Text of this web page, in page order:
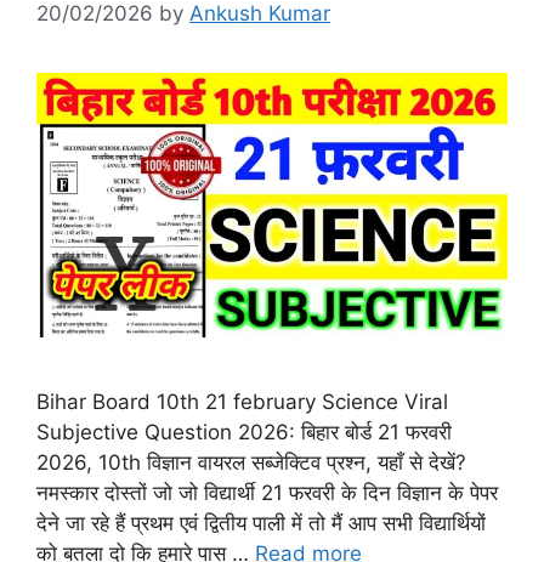
20/02/2026 by Ankush Kumar
Bihar Board 10th 21 february Science Viral
Subjective Question 2026: बिहार बोर्ड 21 फरवरी
2026, 10th विज्ञान वायरल सब्जेक्टिव प्रश्न, यहाँ से देखें?
नमस्कार दोस्तों जो जो विद्यार्थी 21 फरवरी के दिन विज्ञान के पेपर
देने जा रहे हैं प्रथम एवं द्वितीय पाली में तो मैं आप सभी विद्यार्थियों
को बतला दो कि हमारे पास … Read more